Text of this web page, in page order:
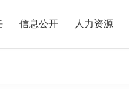
信息公开 人力资源